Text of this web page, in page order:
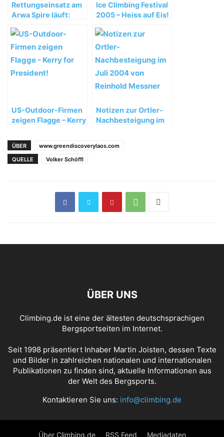
Rettungseinsatz am
Arwa Spire läuft:
vermisst
Ice Climbing Festival
2005 – Heiss auf Eis!
US-Outdoor-Firmen
zeigen Flagge – Kerry
Notizen zur Ortler-
Nachbesteigung im
ÜBER
www.greendiscoverylaos.com
QUELLE
Volker Schöffl
ÜBER UNS
Climbing.de ist eine der ältesten deutschsprachigen
Bergsportseiten im Internet.
Seit 1998 präsentiert Inhaber Martin Joisten, dessen Texte
und Bilder in zahlreichen nationalen und internationalen
Publikationen zu finden sind, aktuelle Informationen aus
der Welt des Bergsports.
Kontaktieren Sie uns: info@climbing.de
Über Climbing.de RSS Feed Mediadaten